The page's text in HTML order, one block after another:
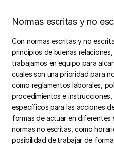
Normas escritas y no
Con normas escritas y no
principios de buenas
trabajamos en equipo para
cuales son una prioridad para
como reglamentos laborales,
procedimientos e
específicos para las acciones
formas de actuar en diferentes
normas no escritas, como
posibilidad de trabajar de